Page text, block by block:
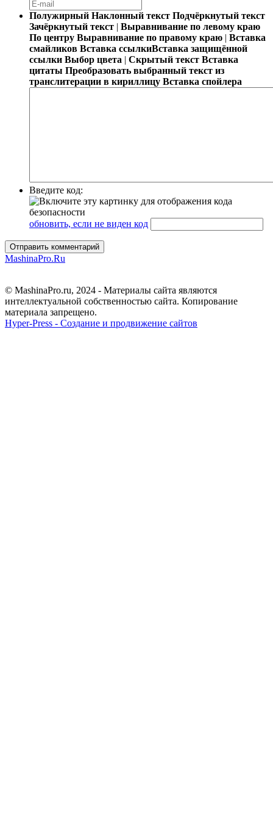
Полужирный Наклонный текст Подчёркнутый текст
Зачёркнутый текст | Выравнивание по левому краю
По центру Выравнивание по правому краю | Вставка
смайликов Вставка ссылкиВставка защищённой
ссылки Выбор цвета | Скрытый текст Вставка
цитаты Преобразовать выбранный текст из
транслитерации в кириллицу Вставка спойлера
Введите код:
обновить, если не виден код
Отправить комментарий
MashinaPro.Ru
© MashinaPro.ru, 2024 - Материалы сайта являются
интеллектуальной собственностью сайта. Копирование
материала запрещено.
Hyper-Press - Создание и продвижение сайтов